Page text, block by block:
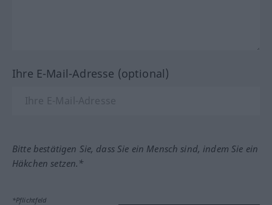
Ihre E-Mail-Adresse (optional)
Bitte bestätigen Sie, dass Sie ein Mensch sind, indem Sie ein
Häkchen setzen.*
*Pflichtfeld